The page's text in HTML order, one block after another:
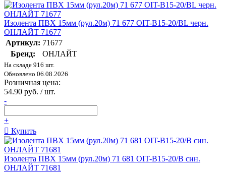
Изолента ПВХ 15мм (рул.20м) 71 677 OIT-B15-20/BL черн.
ОНЛАЙТ 71677
Артикул: 71677
Бренд:
ОНЛАЙТ
На складе 916 шт.
Обновлено 06.08.2026
Розничная цена:
54.90 руб. / шт.
-
+
Купить
Изолента ПВХ 15мм (рул.20м) 71 681 OIT-B15-20/B син.
ОНЛАЙТ 71681